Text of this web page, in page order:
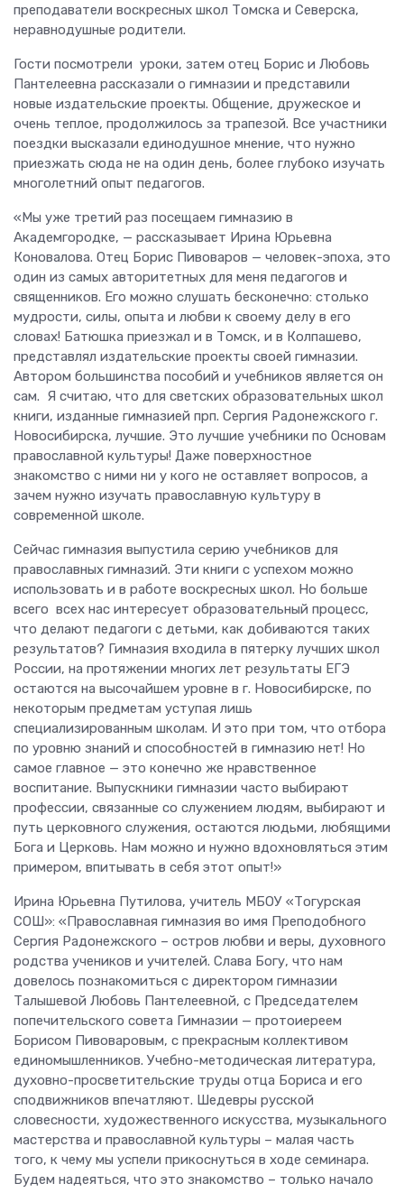
преподаватели воскресных школ Томска и Северска,
неравнодушные родители.
Гости посмотрели уроки, затем отец Борис и Любовь
Пантелеевна рассказали о гимназии и представили
новые издательские проекты. Общение, дружеское и
очень теплое, продолжилось за трапезой. Все участники
поездки высказали единодушное мнение, что нужно
приезжать сюда не на один день, более глубоко изучать
многолетний опыт педагогов.
«Мы уже третий раз посещаем гимназию в
Академгородке, — рассказывает Ирина Юрьевна
Коновалова. Отец Борис Пивоваров — человек-эпоха, это
один из самых авторитетных для меня педагогов и
священников. Его можно слушать бесконечно: столько
мудрости, силы, опыта и любви к своему делу в его
словах! Батюшка приезжал и в Томск, и в Колпашево,
представлял издательские проекты своей гимназии.
Автором большинства пособий и учебников является он
сам. Я считаю, что для светских образовательных школ
книги, изданные гимназией прп. Сергия Радонежского г.
Новосибирска, лучшие. Это лучшие учебники по Основам
православной культуры! Даже поверхностное
знакомство с ними ни у кого не оставляет вопросов, а
зачем нужно изучать православную культуру в
современной школе.
Сейчас гимназия выпустила серию учебников для
православных гимназий. Эти книги с успехом можно
использовать и в работе воскресных школ. Но больше
всего всех нас интересует образовательный процесс,
что делают педагоги с детьми, как добиваются таких
результатов? Гимназия входила в пятерку лучших школ
России, на протяжении многих лет результаты ЕГЭ
остаются на высочайшем уровне в г. Новосибирске, по
некоторым предметам уступая лишь
специализированным школам. И это при том, что отбора
по уровню знаний и способностей в гимназию нет! Но
самое главное — это конечно же нравственное
воспитание. Выпускники гимназии часто выбирают
профессии, связанные со служением людям, выбирают и
путь церковного служения, остаются людьми, любящими
Бога и Церковь. Нам можно и нужно вдохновляться этим
примером, впитывать в себя этот опыт!»
Ирина Юрьевна Путилова, учитель МБОУ «Тогурская
СОШ»: «Православная гимназия во имя Преподобного
Сергия Радонежского – остров любви и веры, духовного
родства учеников и учителей. Слава Богу, что нам
довелось познакомиться с директором гимназии
Талышевой Любовь Пантелеевной, с Председателем
попечительского совета Гимназии — протоиереем
Борисом Пивоваровым, с прекрасным коллективом
единомышленников. Учебно-методическая литература,
духовно-просветительские труды отца Бориса и его
сподвижников впечатляют. Шедевры русской
словесности, художественного искусства, музыкального
мастерства и православной культуры – малая часть
того, к чему мы успели прикоснуться в ходе семинара.
Будем надеяться, что это знакомство – только начало